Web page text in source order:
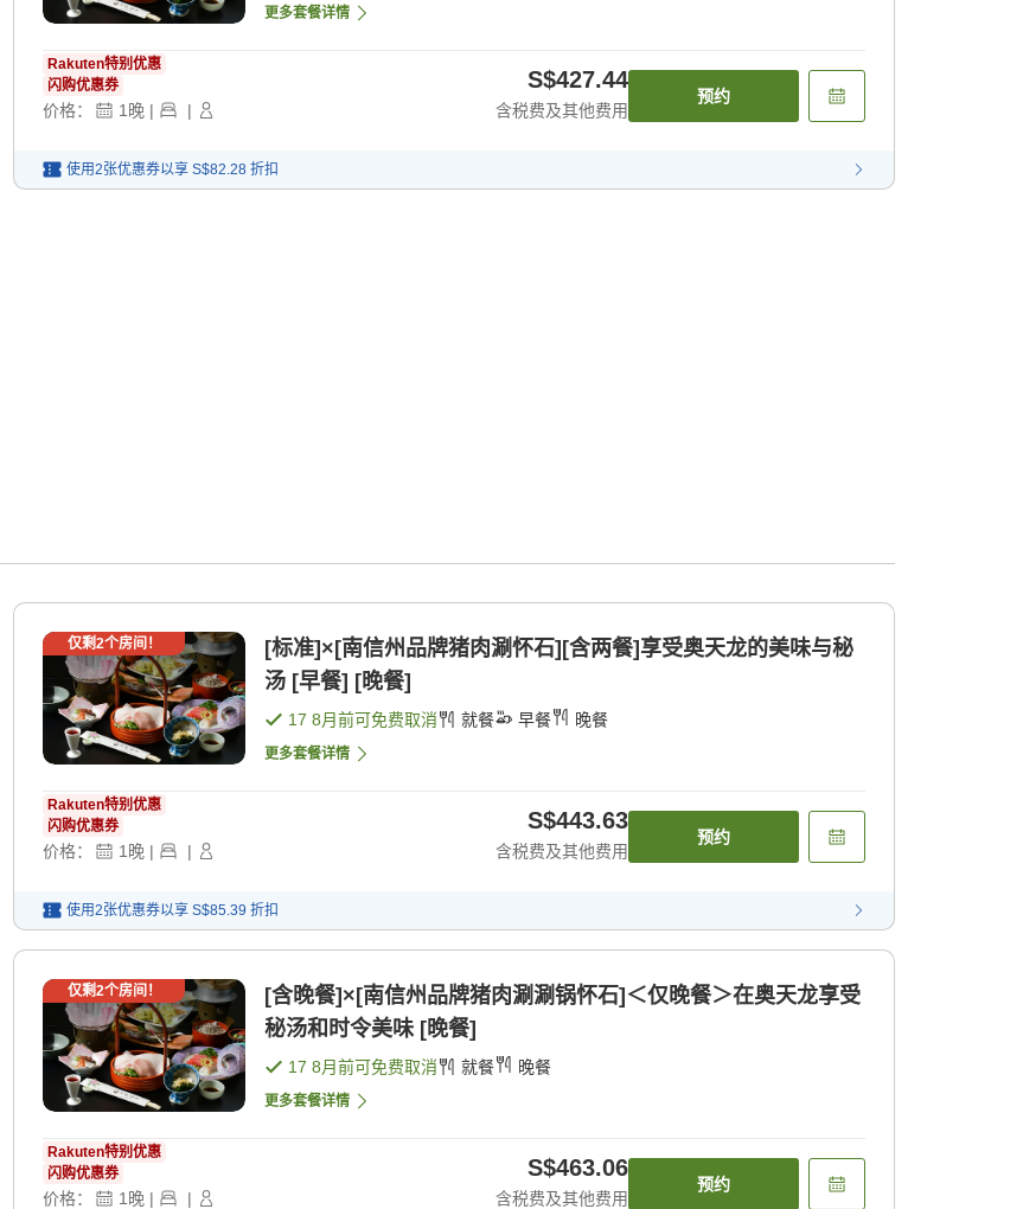
更多套餐详情
Rakuten特别优惠
闪购优惠券
价格： 1晚 | |
S$427.44
含税费及其他费用
预约
使用2张优惠券以享 S$82.28 折扣
仅剩2个房间！
[标准]×[南信州品牌猪肉涮怀石][含两餐]享受奥天龙的美味与秘
汤 [早餐] [晚餐]
17 8月前可免费取消 就餐 早餐 晚餐
更多套餐详情
Rakuten特别优惠
闪购优惠券
价格： 1 晚 | |
S$443.63
含税费及其他费用
预约
使用2张优惠券以享 S$85.39 折扣
仅剩2个房间！
[含晚餐]×[南信州品牌猪肉涮涮锅怀石]＜仅晚餐＞在奥天龙享受
秘汤和时令美味 [晚餐]
17 8月前可免费取消 就餐 晚餐
更多套餐详情
Rakuten特别优惠
闪购优惠券
价格： 1 晚 | |
S$463.06
含税费及其他费用
预约